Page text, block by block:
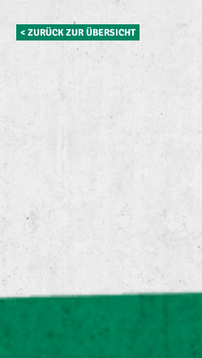
< ZURÜCK ZUR ÜBERSICHT